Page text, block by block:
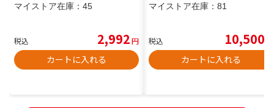
マイストア在庫： 45
税込 2,992円
カートに入れる
マイストア在庫： 81
税込 10,500
カートに入れる